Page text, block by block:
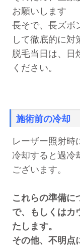
お願いします
長そで、長ズボ
して徹底的に対
脱毛当日は、日
ください。
施術前の冷却
レーザー照射時
冷却すると過冷
ございます。
これらの準備に
で、もしくはカ
たします。
その他、不明点